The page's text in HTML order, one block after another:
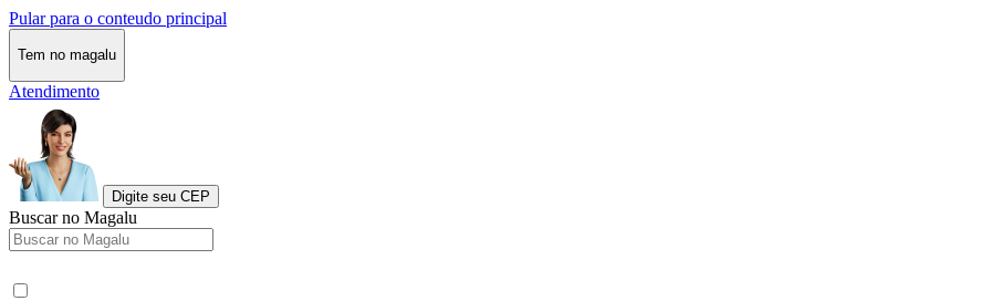
Pular para o conteudo principal
Tem no magalu
Atendimento
Digite seu CEP
Buscar no Magalu